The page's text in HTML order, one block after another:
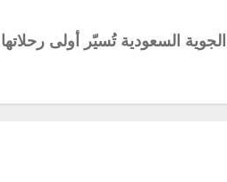
السعودية تُسيّر أولى